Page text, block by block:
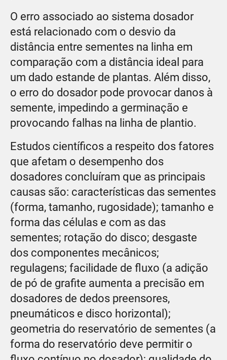
O erro associado ao sistema dosador
está relacionado com o desvio da
distância entre sementes na linha em
comparação com a distância ideal para
um dado estande de plantas. Além disso,
o erro do dosador pode provocar danos à
semente, impedindo a germinação e
provocando falhas na linha de plantio.
Estudos científicos a respeito dos fatores
que afetam o desempenho dos
dosadores concluíram que as principais
causas são: características das sementes
(forma, tamanho, rugosidade); tamanho e
forma das células e com as das
sementes; rotação do disco; desgaste
dos componentes mecânicos;
regulagens; facilidade de fluxo (a adição
de pó de grafite aumenta a precisão em
dosadores de dedos preensores,
pneumáticos e disco horizontal);
geometria do reservatório de sementes (a
forma do reservatório deve permitir o